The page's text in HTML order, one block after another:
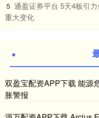
5 通盈证券平台 5天4板引
重大变化
双盈宝配资APP下载 能源
胀警报